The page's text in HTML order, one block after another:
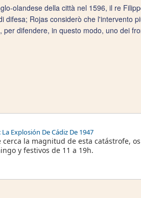
olandese della città nel 1596, il re
difesa; Rojas considerò che l'intervento
per difendere, in questo modo, uno dei
Explosión De Cádiz De 1947
cerca la magnitud de esta catástrofe,
y festivos de 11 a 19h.